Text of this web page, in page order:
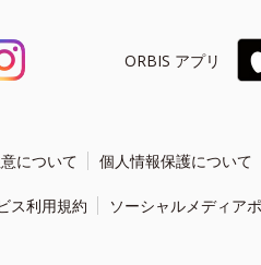
ORBIS アプリ
について 個人情報保護について
ス利用規約 ソーシャルメディア